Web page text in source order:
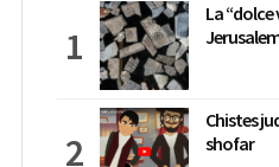
La “dolce
Chistes
shofar